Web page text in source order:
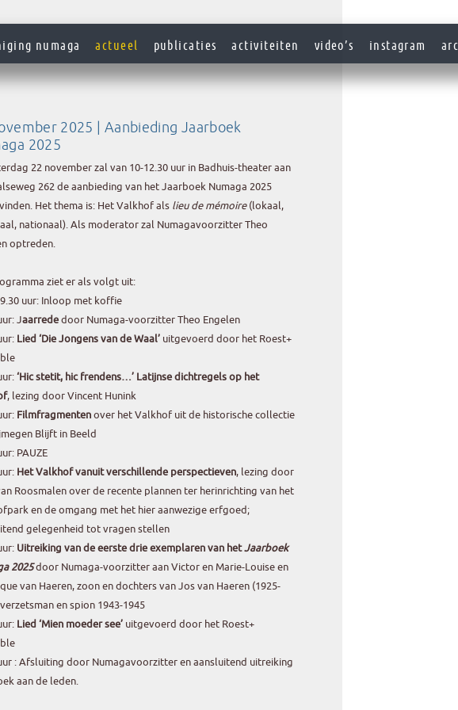
numaga actueel publicaties activiteiten video’s instagram
2025 | Aanbieding Jaarboek
2025
22 november zal van 10-12.30 uur in Badhuis-theater aan
262 de aanbieding van het Jaarboek Numaga 2025
Het thema is: Het Valkhof als lieu de mémoire(lokaal,
nationaal). Als moderator zal Numagavoorzitter Theo
optreden.
ziet er als volgt uit:
uur: Inloop met koffie
Jaarrededoor Numaga-voorzitter Theo Engelen
Lied ‘Die Jongens van de Waal’ uitgevoerd door het Roest+
‘Hic stetit, hic frendens…’ Latijnse dichtregels op het
, lezing door Vincent Hunink
Filmfragmentenover het Valkhof uit de historische collectie
Blijft in Beeld
PAUZE
Het Valkhof vanuit verschillende perspectieven, lezing door
Roosmalen over de recente plannen ter herinrichting van het
en de omgang met het hier aanwezige erfgoed;
gelegenheid tot vragen stellen
Uitreiking van de eerste drie exemplaren van hetJaarboek
2025door Numaga-voorzitter aan Victor en Marie-Louise en
van Haeren, zoon en dochters van Jos van Haeren (1925-
en spion 1943-1945
Lied ‘Mien moeder see’ uitgevoerd door het Roest+
: Afsluiting door Numagavoorzitter en aansluitend uitreiking
aan de leden.